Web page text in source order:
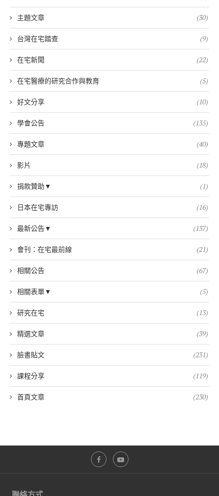
主題文章 (30)
台灣在宅踏查 (9)
在宅新聞 (22)
在宅醫療的研究合作與教育 (5)
好文分享 (10)
學會公告 (135)
專題文章 (40)
影片 (18)
捐款贊助▼ (1)
日本在宅專訪 (16)
最新公告▼ (137)
會刊：在宅最前線 (21)
相關公告 (67)
相關表單▼ (5)
研究在宅 (13)
精選文章 (39)
臉書貼文 (231)
課程分享 (119)
首頁文章 (230)